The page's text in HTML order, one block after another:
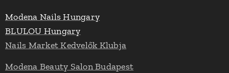
Modena Nails Hungary
BLULOU Hungary
Nails Market Kedvelők Klubja
Modena Beauty Salon Budapest